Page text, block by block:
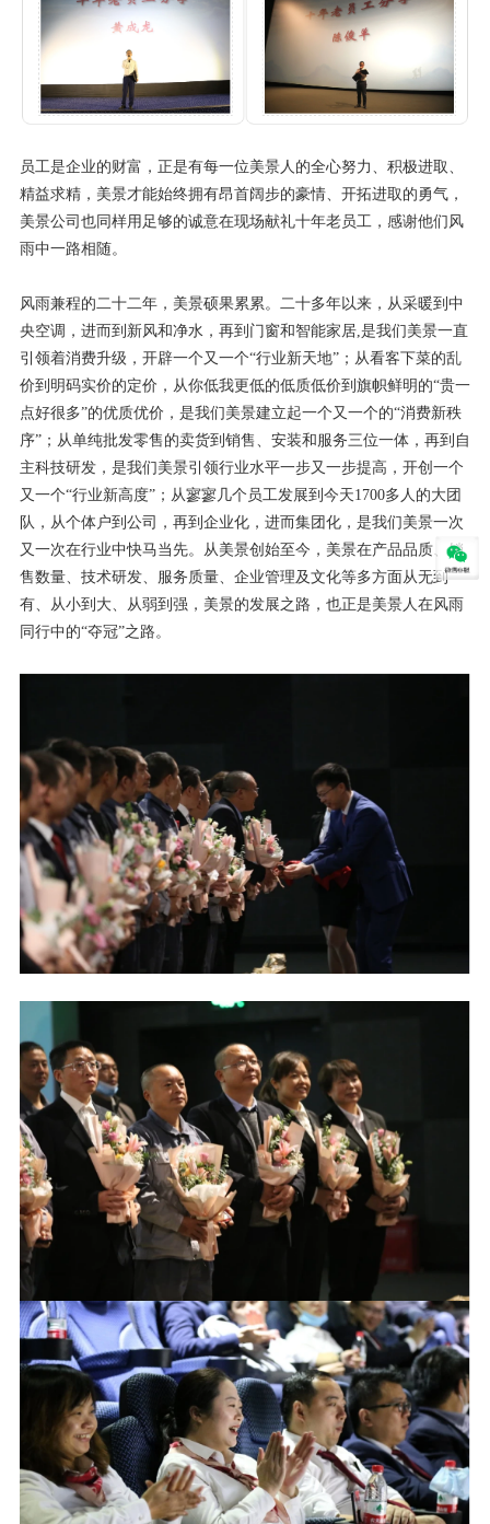
员工是企业的财富，正是有每一位美景人的全心努力、积极进取、
精益求精，美景才能始终拥有昂首阔步的豪情、开拓进取的勇气，
美景公司也同样用足够的诚意在现场献礼十年老员工，感谢他们风
雨中一路相随。
风雨兼程的二十二年，美景硕果累累。二十多年以来，从采暖到中
央空调，进而到新风和净水，再到门窗和智能家居, 是我们美景一直
引领着消费升级，开辟一个又一个“行业新天地”；从看客下菜的乱
价到明码实价的定价，从你低我更低的低质低价到旗帜鲜明的“贵一
点好很多”的优质优价，是我们美景建立起一个又一个的“消费新秩
序”；从单纯批发零售的卖货到销售、安装和服务三位一体，再到自
主科技研发，是我们美景引领行业水平一步又一步提高，开创一个
又一个“行业新高度”；从寥寥几个员工发展到今天1700多人的大团
队，从个体户到公司，再到企业化，进而集团化，是我们美景一次
又一次在行业中快马当先。从美景创始至今，美景在产品品质、销
售数量、技术研发、服务质量、企业管理及文化等多方面从无到
有、从小到大、从弱到强，美景的发展之路，也正是美景人在风雨
同行中的“夺冠”之路。